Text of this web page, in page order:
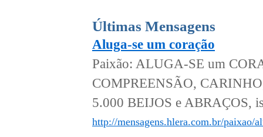
Últimas Mensagens
Aluga-se um coração
Paixão: ALUGA-SE um
COMPREENSÃO,
5.000 BEIJOS e ABRAÇOS,
http://mensagens.hlera.com.br/paixao/